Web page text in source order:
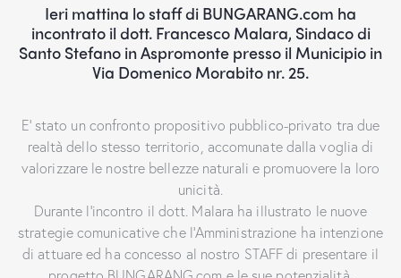
Ieri mattina lo staff di BUNGARANG.com ha
incontrato il dott. Francesco Malara, Sindaco di
Santo Stefano in Aspromonte presso il Municipio in
Via Domenico Morabito nr. 25.
E’ stato un confronto propositivo pubblico-privato tra due
realtà dello stesso territorio, accomunate dalla voglia di
valorizzare le nostre bellezze naturali e promuovere la loro
unicità.
Durante l’incontro il dott. Malara ha illustrato le nuove
strategie comunicative che l’Amministrazione ha intenzione
di attuare ed ha concesso al nostro STAFF di presentare il